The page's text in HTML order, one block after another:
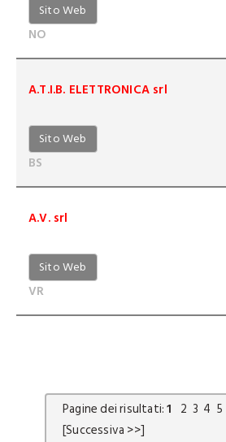
Sito Web
NO
A.T.I.B. ELETTRONICA srl
Sito Web
BS
A.V. srl
Sito Web
VR
Pagine dei risultati:1 2 3 4 5
[Successiva >>]